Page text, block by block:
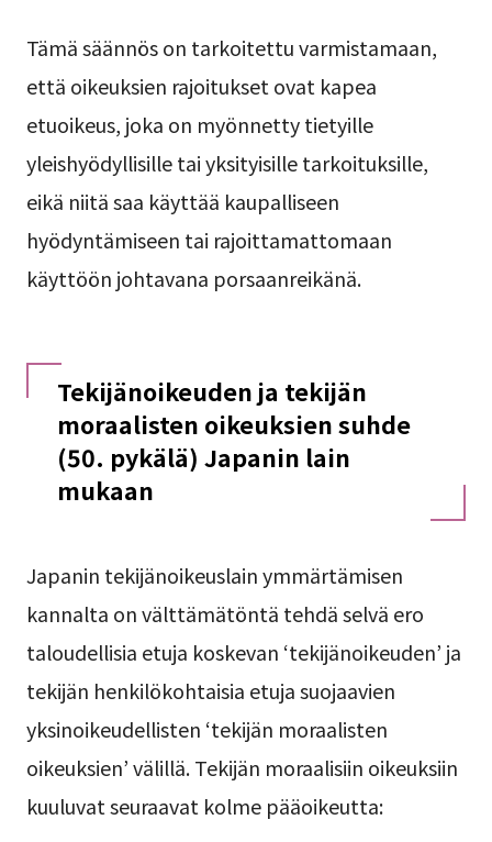
Tämä säännös on tarkoitettu varmistamaan,
että oikeuksien rajoitukset ovat kapea
etuoikeus, joka on myönnetty tietyille
yleishyödyllisille tai yksityisille tarkoituksille,
eikä niitä saa käyttää kaupalliseen
hyödyntämiseen tai rajoittamattomaan
käyttöön johtavana porsaanreikänä.
Tekijänoikeuden ja tekijän
moraalisten oikeuksien suhde
(50. pykälä) Japanin lain
mukaan
Japanin tekijänoikeuslain ymmärtämisen
kannalta on välttämätöntä tehdä selvä ero
taloudellisia etuja koskevan ‘tekijänoikeuden’ ja
tekijän henkilökohtaisia etuja suojaavien
yksinoikeudellisten ‘tekijän moraalisten
oikeuksien’ välillä. Tekijän moraalisiin oikeuksiin
kuuluvat seuraavat kolme pääoikeutta: